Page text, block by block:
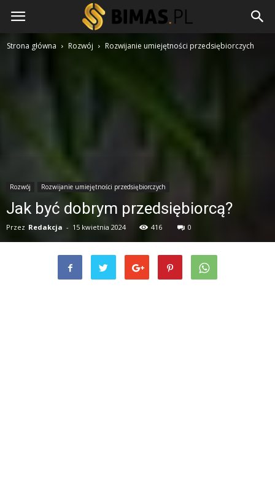
Strona główna Rozwój Rozwijanie umiejętności przedsiębiorczych
Rozwój Rozwijanie umiejętności przedsiębiorczych
Jak być dobrym przedsiębiorcą?
Przez Redakcja - 15 kwietnia 2024 416 0